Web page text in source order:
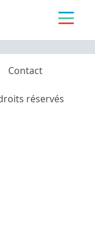
Contact
réservés